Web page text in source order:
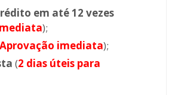
em até 12 vezes
);
Aprovação imediata);
(2 dias úteis para